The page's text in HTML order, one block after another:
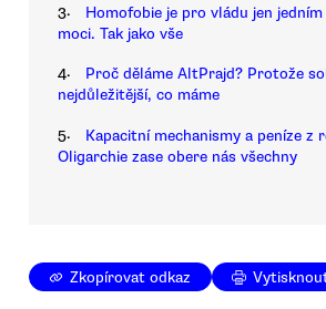
3.
Homofobie je pro vládu jen
moci. Tak jako vše
4.
Proč děláme AltPrajd? Protože
nejdůležitější, co máme
5.
Kapacitní mechanismy a peníze z
Oligarchie zase obere nás všechny
Zkopírovat odkaz